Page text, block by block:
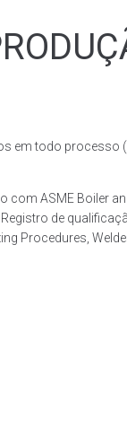
em todo processo
ASME Boiler
de
Procedures,